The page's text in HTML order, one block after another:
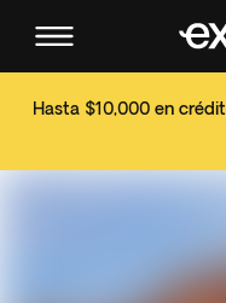
Hasta $10,000 en